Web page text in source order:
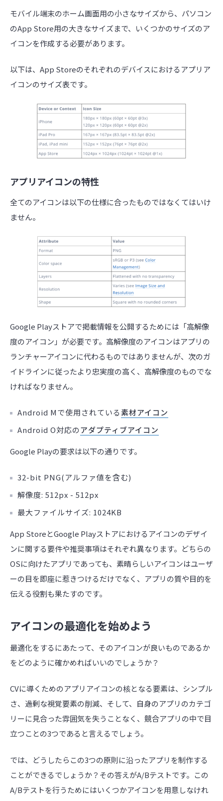
モバイル端末のホーム画面用の小さなサイズから、パソコン
のApp Store用の大きなサイズまで、いくつかのサイズのア
イコンを作成する必要があります。
以下は、App Storeのそれぞれのデバイスにおけるアプリア
イコンのサイズ表です。
アプリアイコンの特性
全てのアイコンは以下の仕様に合ったものではなくてはいけ
ません。
Google Playストアで掲載情報を公開するためには「高解像
度のアイコン」が必要です。高解像度のアイコンはアプリの
ランチャーアイコンに代わるものではありませんが、次のガ
イドラインに従ったより忠実度の高く、高解像度のものでな
ければなりません。
Android Mで使用されている 素材アイコン
Android O対応のアダプティブアイコン
Google Playの要求は以下の通りです。
32-bit PNG(アルファ値を含む)
解像度: 512px - 512px
最大ファイルサイズ: 1024KB
App StoreとGoogle Playストアにおけるアイコンのデザイ
ンに関する要件や推奨事項はそれぞれ異なります。どちらの
OSに向けたアプリであっても、素晴らしいアイコンはユーザ
ーの目を即座に惹きつけるだけでなく、アプリの質や目的を
伝える役割も果たすのです。
アイコンの最適化を始めよう
最適化をするにあたって、そのアイコンが良いものであるか
をどのように確かめればいいのでしょうか？
CVに導くためのアプリアイコンの核となる要素は、シンプル
さ、過剰な視覚要素の削減、そして、自身のアプリのカテゴ
リーに見合った雰囲気を失うことなく、競合アプリの中で目
立つことの3つであると言えるでしょう。
では、どうしたらこの3つの原則に沿ったアプリを制作する
ことができるでしょうか？その答えがA/Bテストです。この
A/Bテストを行うためにはいくつかアイコンを用意しなけれ